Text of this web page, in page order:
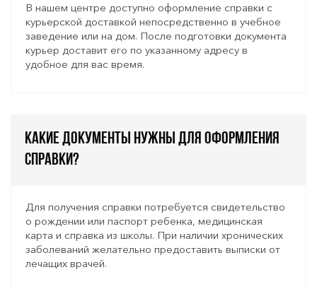
В нашем центре доступно оформление справки с
курьерской доставкой непосредственно в учебное
заведение или на дом. После подготовки документа
курьер доставит его по указанному адресу в
удобное для вас время.
Какие документы нужны для оформления
справки?
Для получения справки потребуется свидетельство
о рождении или паспорт ребенка, медицинская
карта и справка из школы. При наличии хронических
заболеваний желательно предоставить выписки от
лечащих врачей.